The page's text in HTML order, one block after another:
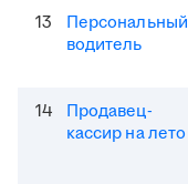
13
Персональный
водитель
14
Продавец-
кассир на лето